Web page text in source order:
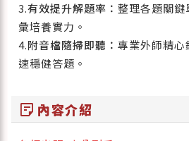
3.有效提升解題率：整理各題關鍵
彙培養實力。
4.附音檔隨掃即聽：專業外師精
速穩健答題。
sticky_note_2 內容介紹